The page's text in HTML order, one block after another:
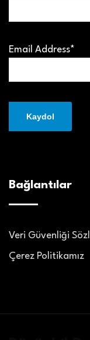
Email Address*
Bağlantılar
Veri Güvenliği
Çerez Politikamız